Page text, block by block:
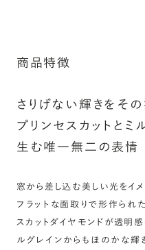
い
わ
ア
と
指輪の内側に、誕生石やピ
宝石を選んでセッティング
カート画面で、お好みの宝
商品特徴
さりげない輝きをそ
プリンセスカットとミ
生む唯一無二の表情
窓から差し込む美しい光をイメ
フラットな面取りで形作られ
スカットダイヤモンドが透明
ルグレインからもほのかな輝